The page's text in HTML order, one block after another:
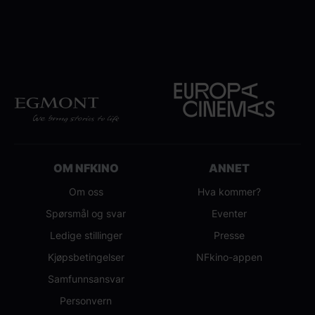
OM NFKINO
Om oss
Spørsmål og svar
Ledige stillinger
Kjøpsbetingelser
Samfunnsansvar
Personvern
ANNET
Hva kommer?
Eventer
Presse
NFkino-appen